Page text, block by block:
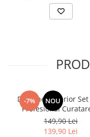
-7% NOU
Deturner Interior
Profesional
Protectie Interior
Accesorii Incluse,
149,90 Lei
139,90 Lei